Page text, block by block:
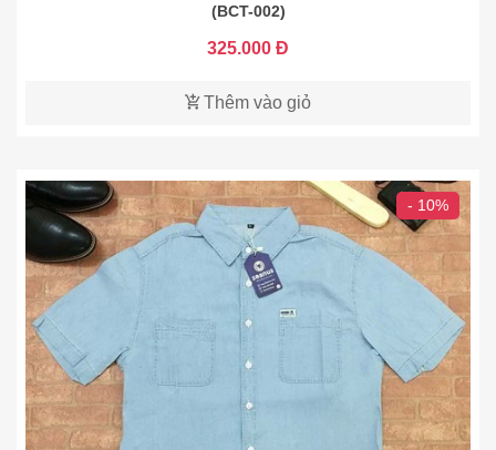
(BCT-002)
325.000 Đ
Thêm vào giỏ
- 10%